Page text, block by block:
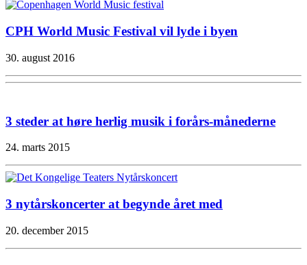
CPH World Music Festival vil lyde i byen
30. august 2016
3 steder at høre herlig musik i forårs-månederne
24. marts 2015
3 nytårskoncerter at begynde året med
20. december 2015